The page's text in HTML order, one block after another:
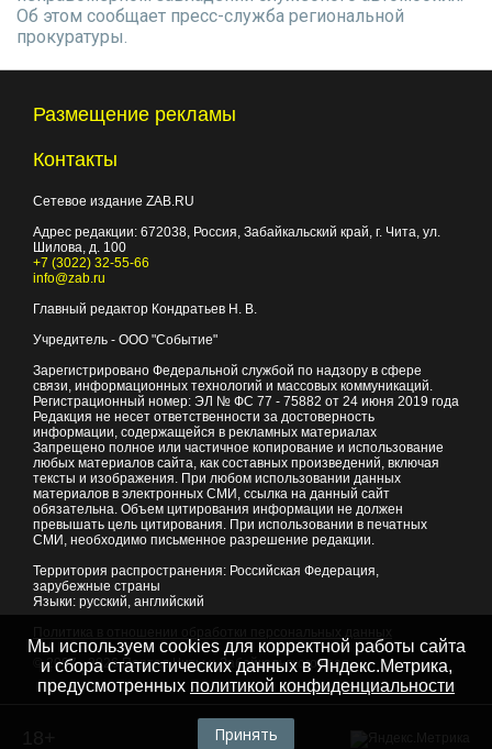
Об этом сообщает пресс-служба региональной
прокуратуры.
Размещение рекламы
Контакты
Сетевое издание ZAB.RU
Адрес редакции: 672038, Россия, Забайкальский край, г. Чита, ул.
Шилова, д. 100
+7 (3022) 32-55-66
info@zab.ru
Главный редактор Кондратьев Н. В.
Учредитель - ООО "Событие"
Зарегистрировано Федеральной службой по надзору в сфере
связи, информационных технологий и массовых коммуникаций.
Регистрационный номер: ЭЛ № ФС 77 - 75882 от 24 июня 2019 года
Редакция не несет ответственности за достоверность
информации, содержащейся в рекламных материалах
Запрещено полное или частичное копирование и использование
любых материалов сайта, как составных произведений, включая
тексты и изображения. При любом использовании данных
материалов в электронных СМИ, ссылка на данный сайт
обязательна. Объем цитирования информации не должен
превышать цель цитирования. При использовании в печатных
СМИ, необходимо письменное разрешение редакции.
Территория распространения: Российская Федерация,
зарубежные страны
Языки: русский, английский
© 2007 - 2026Портал Читы и Забайкальского края
Мы используем cookies для корректной работы сайта
и сбора статистических данных в Яндекс.Метрика,
предусмотренных политикой конфиденциальности
Принять